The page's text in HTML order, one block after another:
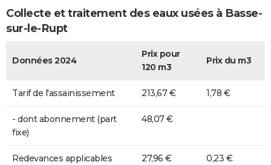
Collecte et traitement des eaux usées à Basse-
sur-le-Rupt
Données 2024
Prix pour
120 m3
Prix du m3
Tarif de l'assainissement 213,67 € 1,78 €
- dont abonnement (part
fixe)
48,07 €
Redevances applicables
27,96 € 0,23 €